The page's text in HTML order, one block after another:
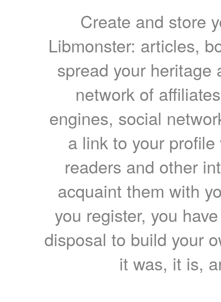
Create and store
Libmonster: articles,
spread your heritage
network of
engines, social
a link to your
readers and other
acquaint them with
you register, you
disposal to build your
it was, it is,